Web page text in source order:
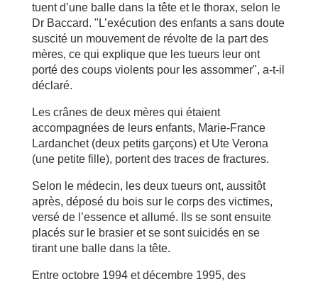
tuent d’une balle dans la tête et le thorax, selon le
Dr Baccard. "L’exécution des enfants a sans doute
suscité un mouvement de révolte de la part des
mères, ce qui explique que les tueurs leur ont
porté des coups violents pour les assommer", a-t-il
déclaré.
Les crânes de deux mères qui étaient
accompagnées de leurs enfants, Marie-France
Lardanchet (deux petits garçons) et Ute Verona
(une petite fille), portent des traces de fractures.
Selon le médecin, les deux tueurs ont, aussitôt
après, déposé du bois sur le corps des victimes,
versé de l’essence et allumé. Ils se sont ensuite
placés sur le brasier et se sont suicidés en se
tirant une balle dans la tête.
Entre octobre 1994 et décembre 1995, des